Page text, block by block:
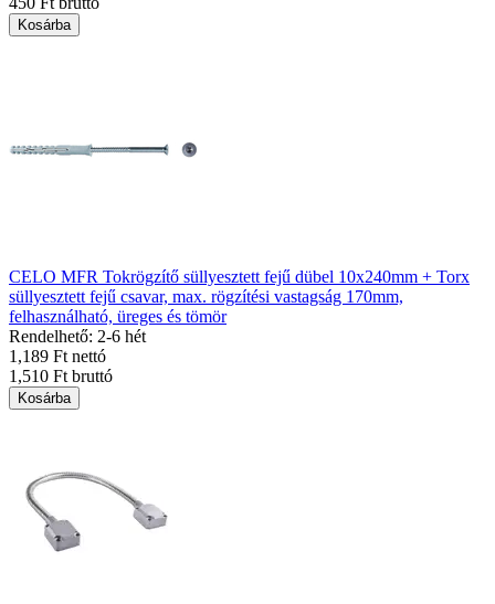
Kosárba
CELO MFR Tokrögzítő süllyesztett fejű dübel 10x240mm + Torx
süllyesztett fejű csavar, max. rögzítési vastagság 170mm,
felhasználható, üreges és tömör
Rendelhető: 2-6 hét
1,189 Ft nettó
1,510 Ft bruttó
Kosárba